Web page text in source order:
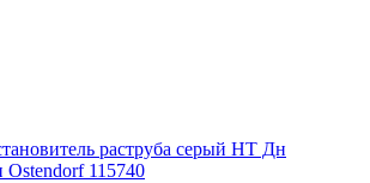
раструба серый HT Дн
Ostendorf 115740